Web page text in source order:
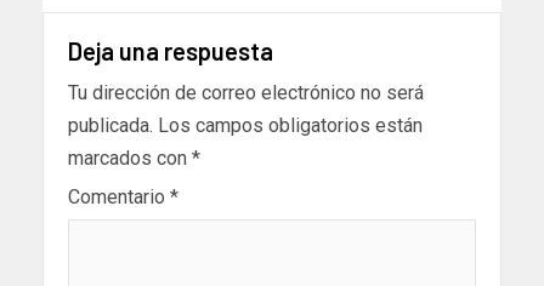
Deja una respuesta
Tu dirección de correo electrónico no será
publicada. Los campos obligatorios están
marcados con *
Comentario *